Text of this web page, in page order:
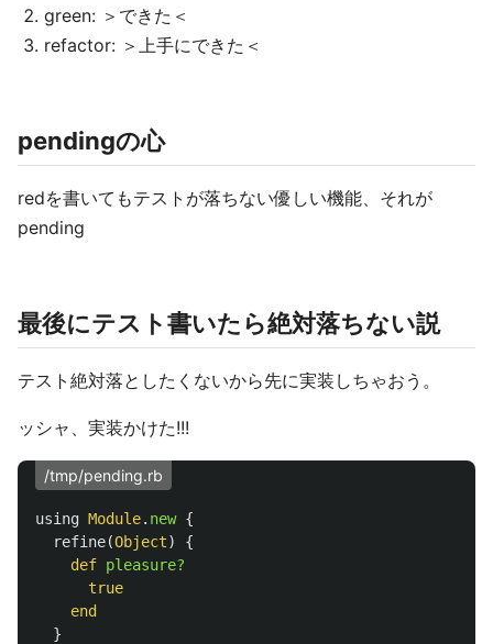
green: ＞できた＜
refactor: ＞上手にできた＜
pendingの心
redを書いてもテストが落ちない優しい機能、それが
pending
最後にテスト書いたら絶対落ちない説
テスト絶対落としたくないから先に実装しちゃおう。
ッシャ、実装かけた!!!
/tmp/pending.rb
using Module. new {
refine(Object)
{
def pleasure?
true
end
}